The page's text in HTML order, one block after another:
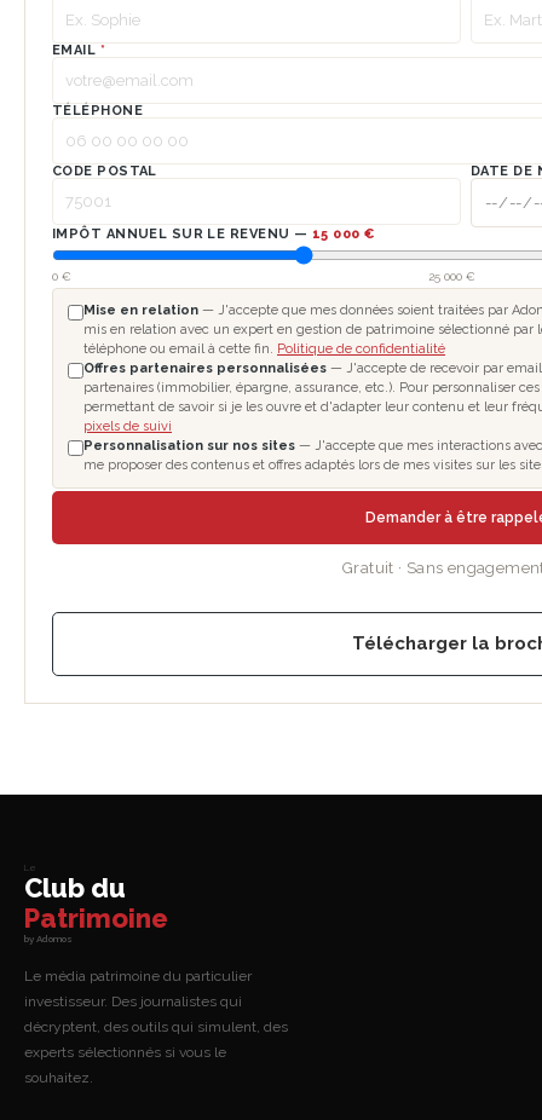
EMAIL *
TÉLÉPHONE
CODE POSTAL DATE DE
IMPÔT ANNUEL SUR LE REVENU — 15 000 €
0 € 25 000 €
Mise en relation — J'accepte que mes données soient traitées par
mis en relation avec un expert en gestion de patrimoine sélectionné
téléphone ou email à cette fin. Politique de confidentialité
Offres partenaires personnalisées — J'accepte de recevoir par email
partenaires (immobilier, épargne, assurance, etc.). Pour personnaliser
permettant de savoir si je les ouvre et d'adapter leur contenu et leur
pixels de suivi
Personnalisation sur nos sites — J'accepte que mes interactions
me proposer des contenus et offres adaptés lors de mes visites sur les
Demander à être
Gratuit · Sans
Télécharger la
Le
Club du
Patrimoine
by Adomos
Le média patrimoine du particulier
investisseur. Des journalistes qui
décryptent, des outils qui simulent, des
experts sélectionnés si vous le
souhaitez.